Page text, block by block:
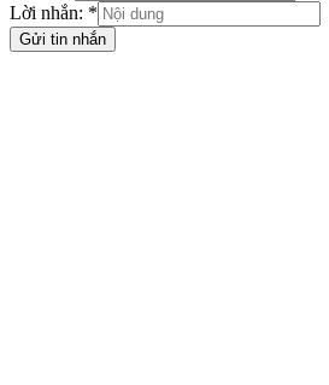
Lời nhắn: *
Gửi tin nhắn